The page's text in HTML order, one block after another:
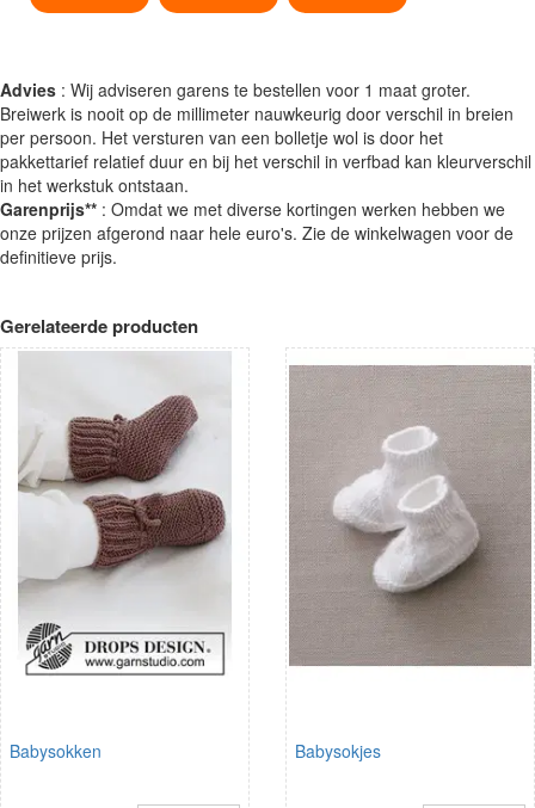
Advies : Wij adviseren garens te bestellen voor 1 maat groter.
Breiwerk is nooit op de millimeter nauwkeurig door verschil in breien
per persoon. Het versturen van een bolletje wol is door het
pakkettarief relatief duur en bij het verschil in verfbad kan kleurverschil
in het werkstuk ontstaan.
Garenprijs** : Omdat we met diverse kortingen werken hebben we
onze prijzen afgerond naar hele euro's. Zie de winkelwagen voor de
definitieve prijs.
Gerelateerde producten
Babysokken Babysokjes